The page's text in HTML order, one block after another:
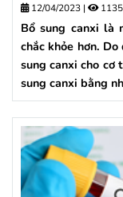
12/04/2023 | 1135
Bổ sung canxi là
chắc khỏe hơn.
sung canxi cho cơ
sung canxi bằng